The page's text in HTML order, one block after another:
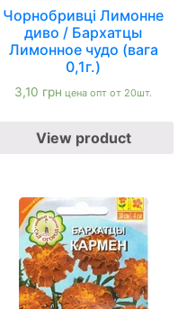
Чорнобривці Лимонне
диво / Бархатцы
Лимонное чудо (вага
0,1г.)
3,10 грн цена опт от 20шт.
View product